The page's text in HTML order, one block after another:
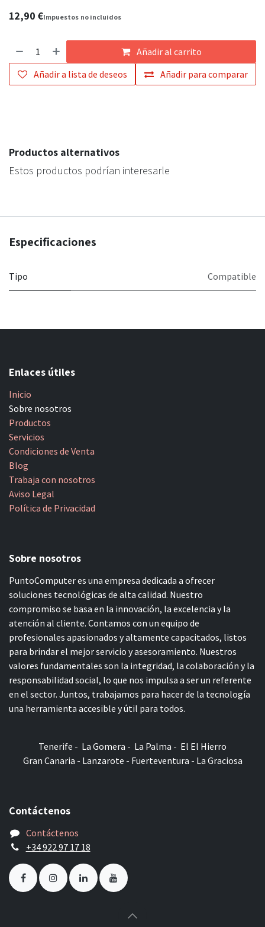
12,90 €Impuestos no incluidos
Añadir al carrito
Añadir para comparar
Añadir a lista de deseos
Productos alternativos
Estos productos podrían interesarle
Especificaciones
Tipo Compatible
Enlaces útiles
Inicio
Sobre nosotros
Productos
Servicios
Condiciones de Venta
Blog
Trabaja con nosotros
Aviso Legal
Política de Privacidad
Sobre nosotros
PuntoComputer es una empresa dedicada a ofrecer
soluciones tecnológicas de alta calidad. Nuestro
compromiso se basa en la innovación, la excelencia y la
atención al cliente. Contamos con un equipo de
profesionales apasionados y altamente capacitados, listos
para brindar el mejor servicio y asesoramiento. Nuestros
valores fundamentales son la integridad, la colaboración y la
responsabilidad social, lo que nos impulsa a ser un referente
en el sector. Juntos, trabajamos para hacer de la tecnología
una herramienta accesible y útil para todos.
Tenerife - La Gomera - La Palma - El El Hierro
Gran Canaria - Lanzarote - Fuerteventura - La Graciosa
Contáctenos
Contáctenos
+34 922 97 17 18